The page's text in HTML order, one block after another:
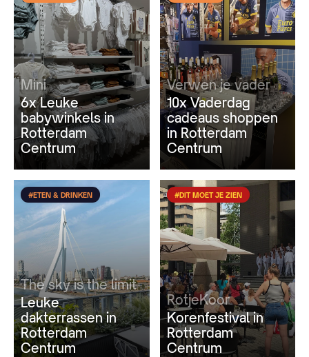
Mini
6x Leuke
babywinkels in
Rotterdam
Centrum
Verwen je vader
10x Vaderdag
cadeaus shoppen
in Rotterdam
Centrum
#ETEN & DRINKEN
The sky is the limit
Leuke
dakterrassen in
Rotterdam
Centrum
#DIT MOET JE ZIEN
RotjeKoor
Korenfestival in
Rotterdam
Centrum